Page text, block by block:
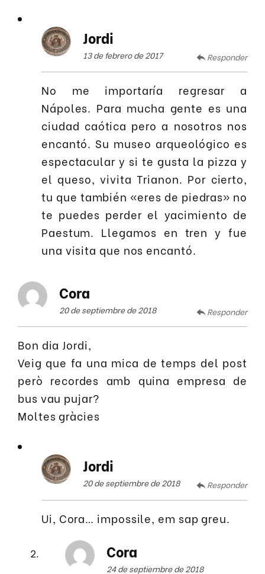
Jordi
13 de febrero de 2017 Responder
No me importaría regresar a
Nápoles. Para mucha gente es una
ciudad caótica pero a nosotros nos
encantó. Su museo arqueológico es
espectacular y si te gusta la pizza y
el queso, vivita Trianon. Por cierto,
tu que también «eres de piedras» no
te puedes perder el yacimiento de
Paestum. Llegamos en tren y fue
una visita que nos encantó.
Cora
20 de septiembre de 2018 Responder
Bon dia Jordi,
Veig que fa una mica de temps del post
però recordes amb quina empresa de
bus vau pujar?
Moltes gràcies
Jordi
20 de septiembre de 2018 Responder
Ui, Cora… impossile, em sap greu.
Cora
24 de septiembre de 2018